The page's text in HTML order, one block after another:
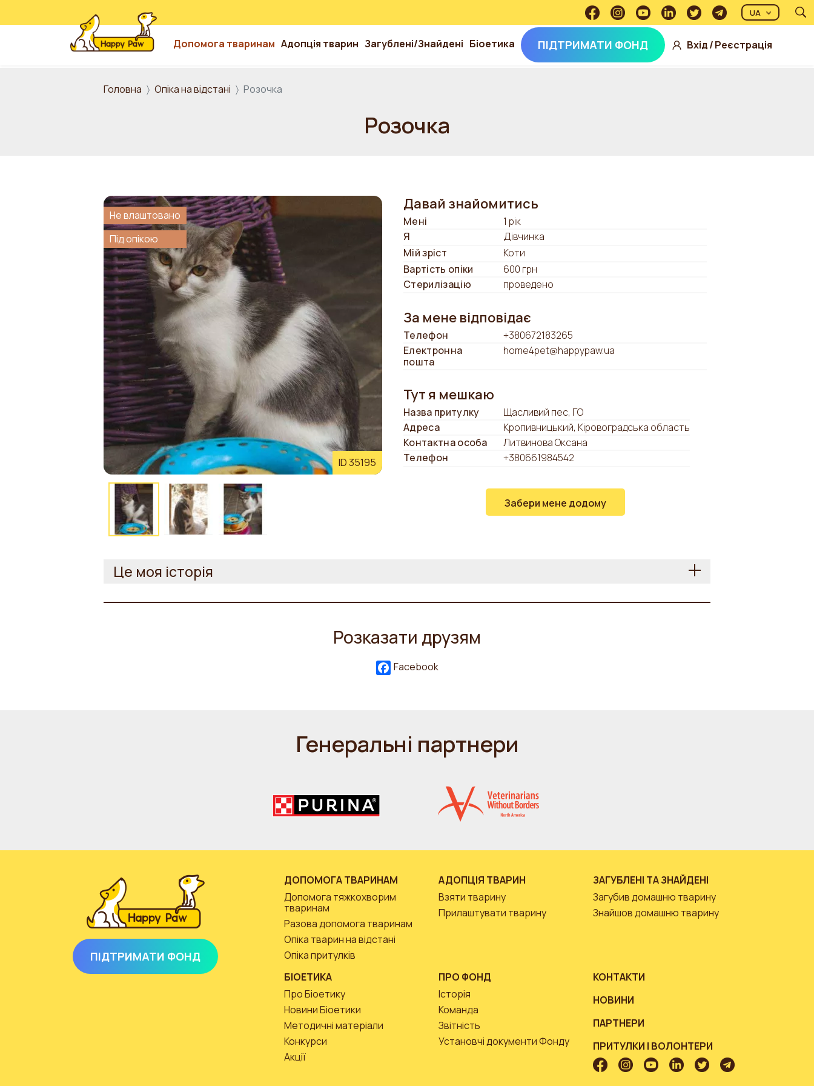
Допомога тваринам Адопція тварин Загублені/Знайдені Біоетика ПІДТРИМАТИ ФОНД Вхід/Реєстрація
UA
Головна Опіка на відстані Розочка
Розочка
ID 35195
Не влаштовано
Під опікою
Давай знайомитись
Мені
1 рік
Я
Дівчинка
Мій зріст
Коти
Вартість опіки
600 грн
Стерилізацію
проведено
За мене відповідає
Телефон
+380672183265
Електронна
пошта
home4pet@happypaw.ua
Тут я мешкаю
Назва притулку
Щасливий пес, ГО
Адреса
Кропивницький, Кіровоградська область
Контактна особа
Литвинова Оксана
Телефон
+380661984542
Забери мене додому
Це моя історія
Розказати друзям
Facebook
Генеральні партнери
ПІДТРИМАТИ ФОНД
ДОПОМОГА ТВАРИНАМ
Допомога тяжкохворим
тваринам
Разова допомога тваринам
Опіка тварин на відстані
Опіка притулків
АДОПЦІЯ ТВАРИН
Взяти тварину
Прилаштувати тварину
ЗАГУБЛЕНІ ТА ЗНАЙДЕНІ
Загубив домашню тварину
Знайшов домашню тварину
БІОЕТИКА
Про Біоетику
Новини Біоетики
Методичні матеріали
Конкурси
Акції
ПРО ФОНД
Історія
Команда
Звітність
Установчі документи Фонду
КОНТАКТИ
НОВИНИ
ПАРТНЕРИ
ПРИТУЛКИ І ВОЛОНТЕРИ